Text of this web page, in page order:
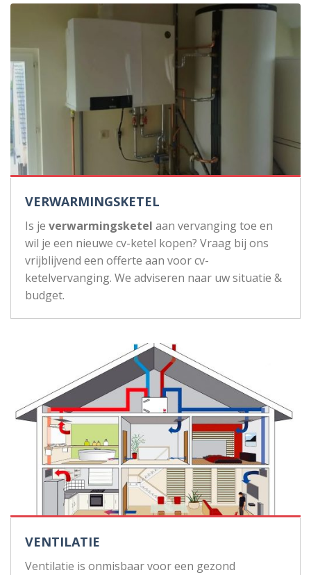
VERWARMINGSKETEL
Is je verwarmingsketel aan vervanging toe en
wil je een nieuwe cv-ketel kopen? Vraag bij ons
vrijblijvend een offerte aan voor cv-
ketelvervanging. We adviseren naar uw situatie &
budget.
VENTILATIE
Ventilatie is onmisbaar voor een gezond